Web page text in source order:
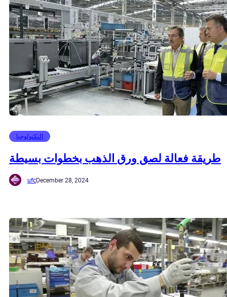
التكنولوجيا
طريقة فعالة لصق ورق الذهب بخطوات بسيطة
ufcDecember 28, 2024